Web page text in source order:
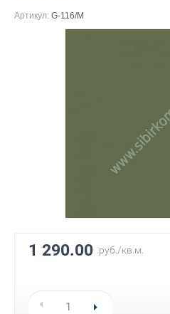
Артикул: G-116/M
1 290.00 руб./кв.м.